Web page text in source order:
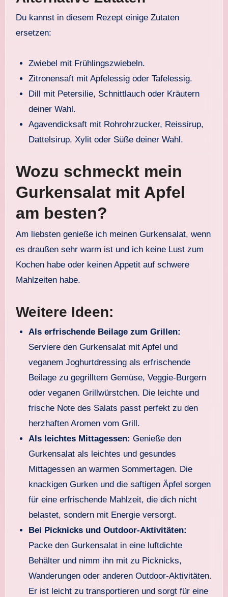
Du kannst in diesem Rezept einige Zutaten
ersetzen:
Zwiebel mit Frühlingszwiebeln.
Zitronensaft mit Apfelessig oder Tafelessig.
Dill mit Petersilie, Schnittlauch oder Kräutern
deiner Wahl.
Agavendicksaft mit Rohrohrzucker, Reissirup,
Dattelsirup, Xylit oder Süße deiner Wahl.
Wozu schmeckt mein
Gurkensalat mit Apfel
am besten?
Am liebsten genieße ich meinen Gurkensalat, wenn
es draußen sehr warm ist und ich keine Lust zum
Kochen habe oder keinen Appetit auf schwere
Mahlzeiten habe.
Weitere Ideen:
Als erfrischende Beilage zum Grillen:
Serviere den Gurkensalat mit Apfel und
veganem Joghurtdressing als erfrischende
Beilage zu gegrilltem Gemüse, Veggie-Burgern
oder veganen Grillwürstchen. Die leichte und
frische Note des Salats passt perfekt zu den
herzhaften Aromen vom Grill.
Als leichtes Mittagessen: Genieße den
Gurkensalat als leichtes und gesundes
Mittagessen an warmen Sommertagen. Die
knackigen Gurken und die saftigen Äpfel sorgen
für eine erfrischende Mahlzeit, die dich nicht
belastet, sondern mit Energie versorgt.
Bei Picknicks und Outdoor-Aktivitäten:
Packe den Gurkensalat in eine luftdichte
Behälter und nimm ihn mit zu Picknicks,
Wanderungen oder anderen Outdoor-Aktivitäten.
Er ist leicht zu transportieren und sorgt für eine